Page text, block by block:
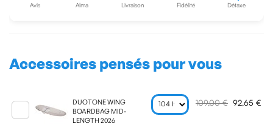
Avis Alma Livraison Fidélité Détaxe
Accessoires pensés pour vous
DUOTONE WING
BOARDBAG MID-
LENGTH 2026
109,00 € 92,65 €